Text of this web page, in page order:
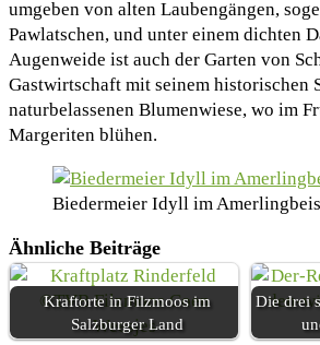
umgeben von alten Laubengängen,
Pawlatschen, und unter einem dichten
Augenweide ist auch der Garten von
Gastwirtschaft mit seinem historischen
naturbelassenen Blumenwiese, wo im
Margeriten blühen.
Biedermeier Idyll im
Ähnliche Beiträge
Kraftorte in Filzmoos im
Salzburger Land
Die drei
Kraftorte –
Von Mensch
und Natur
für die
Ewigkeit